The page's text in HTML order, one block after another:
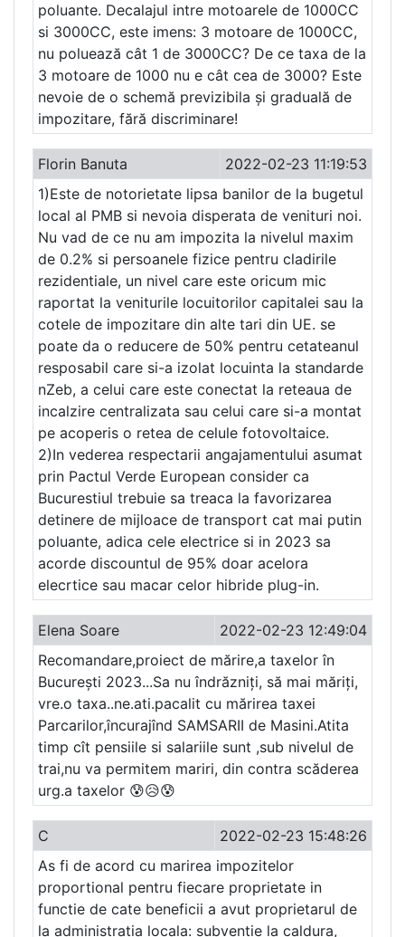
poluante. Decalajul intre motoarele de 1000CC
si 3000CC, este imens: 3 motoare de 1000CC,
nu poluează cât 1 de 3000CC? De ce taxa de la
3 motoare de 1000 nu e cât cea de 3000? Este
nevoie de o schemă previzibila și graduală de
impozitare, fără discriminare!
Florin Banuta
2022-02-23 11:19:53
1)Este de notorietate lipsa banilor de la bugetul
local al PMB si nevoia disperata de venituri noi.
Nu vad de ce nu am impozita la nivelul maxim
de 0.2% si persoanele fizice pentru cladirile
rezidentiale, un nivel care este oricum mic
raportat la veniturile locuitorilor capitalei sau la
cotele de impozitare din alte tari din UE. se
poate da o reducere de 50% pentru cetateanul
resposabil care si-a izolat locuinta la standarde
nZeb, a celui care este conectat la reteaua de
incalzire centralizata sau celui care si-a montat
pe acoperis o retea de celule fotovoltaice.
2)In vederea respectarii angajamentului asumat
prin Pactul Verde European consider ca
Bucurestiul trebuie sa treaca la favorizarea
detinere de mijloace de transport cat mai putin
poluante, adica cele electrice si in 2023 sa
acorde discountul de 95% doar acelora
elecrtice sau macar celor hibride plug-in.
Elena Soare
2022-02-23 12:49:04
Recomandare,proiect de mărire,a taxelor în
București 2023...Sa nu îndrăzniți, să mai măriți,
vre.o taxa..ne.ati.pacalit cu mărirea taxei
Parcarilor,încurajînd SAMSARII de Masini.Atita
timp cît pensiile si salariile sunt ,sub nivelul de
trai,nu va permitem mariri, din contra scăderea
urg.a taxelor 😰😥😰
C
2022-02-23 15:48:26
As fi de acord cu marirea impozitelor
proportional pentru fiecare proprietate in
functie de cate beneficii a avut proprietarul de
la administratia locala: subventie la caldura,